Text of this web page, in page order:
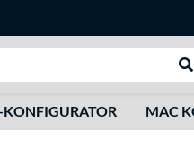
KONFIGURATOR MAC